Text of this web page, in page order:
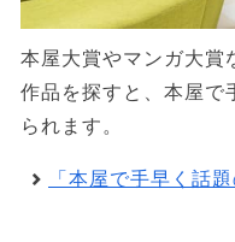
本屋大賞やマンガ大賞
作品を探すと、本屋で
られます。
「本屋で手早く話